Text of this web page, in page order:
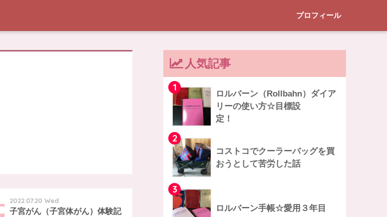
プロフィール
2022.07.20 Wed
子宮がん（子宮体がん）体験記
人気記事
1
ロルバーン（Rollbahn）ダイア
リーの使い方☆目標設
定！
2
コストコでクーラーバッグを買
おうとして苦労した話
3
ロルバーン手帳☆愛用３年目